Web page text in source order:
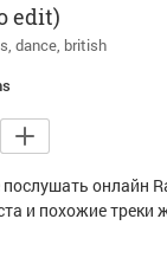
edit)
dance british
онлайн
и похожие